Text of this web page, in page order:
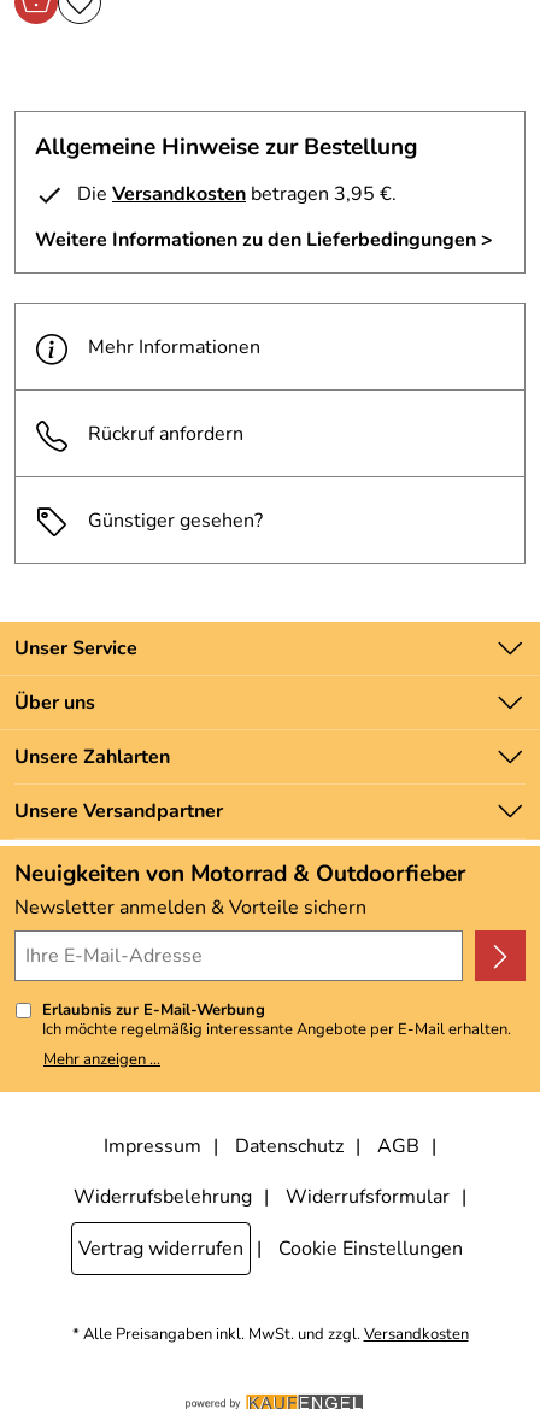
Allgemeine Hinweise zur Bestellung
Die Versandkosten betragen 3,95 €.
Weitere Informationen zu den Lieferbedingungen >
Mehr Informationen
Rückruf anfordern
Günstiger gesehen?
Unser Service
Kontakt
Batteriegesetz
Newsletter
Zahlung und Versand
Über uns
Unsere Bestseller
Marken
Neu
Angebote
Kundenbewertungen (3.492)
4,9/5*****
Unsere Zahlarten
Unsere Versandpartner
Neuigkeiten von Motorrad & Outdoorfieber
Newsletter anmelden & Vorteile sichern
Erlaubnis zur E-Mail-Werbung
Ich möchte regelmäßig interessante Angebote per E-Mail erhalten.
Meine E-Mail-Adresse wird nicht an andere Unternehmen
weitergegeben. Zu statistischen Zwecken wird in anonymer Form
kann ich jederzeit mit Wirkung für die Zukunft widerrufen, indem ich
den Link "Abmelden" am Ende des Newsletters anklicke. Die
Mehr anzeigen ...
Impressum Datenschutz
AGB
Widerrufsbelehrung
Widerrufsformular
Vertrag widerrufen
Cookie Einstellungen
* Alle Preisangaben inkl. MwSt. und zzgl.Versandkosten